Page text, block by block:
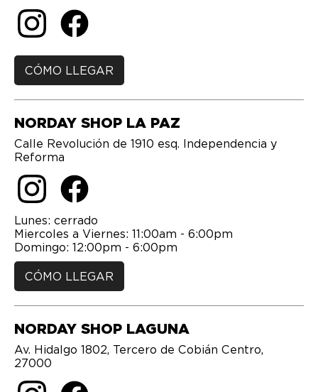
CÓMO LLEGAR
NORDAY SHOP LA PAZ
Calle Revolución de 1910 esq. Independencia y
Reforma
Lunes: cerrado
Miercoles a Viernes: 11:00am - 6:00pm
Domingo: 12:00pm - 6:00pm
CÓMO LLEGAR
NORDAY SHOP LAGUNA
Av. Hidalgo 1802, Tercero de Cobián Centro,
27000